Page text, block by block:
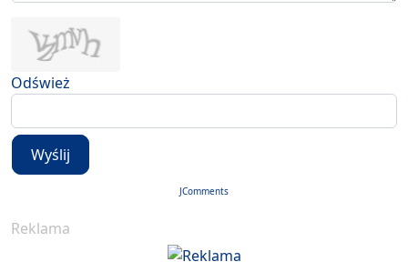
Odśwież
Wyślij
JComments
Reklama